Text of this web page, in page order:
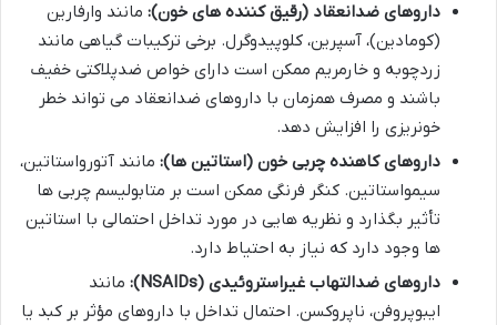
داروهای ضدانعقاد (رقیق کننده های خون): مانند وارفارین
(کومادین)، آسپرین، کلوپیدوگرل. برخی ترکیبات گیاهی مانند
زردچوبه و خارمریم ممکن است دارای خواص ضدپلاکتی خفیف
باشند و مصرف همزمان با داروهای ضدانعقاد می تواند خطر
خونریزی را افزایش دهد.
داروهای کاهنده چربی خون (استاتین ها): مانند آتورواستاتین،
سیمواستاتین. کنگر فرنگی ممکن است بر متابولیسم چربی ها
تأثیر بگذارد و نظریه هایی در مورد تداخل احتمالی با استاتین
ها وجود دارد که نیاز به احتیاط دارد.
داروهای ضدالتهاب غیراستروئیدی (NSAIDs):
مانند
ایبوپروفن، ناپروکسن. احتمال تداخل با داروهای مؤثر بر کبد یا